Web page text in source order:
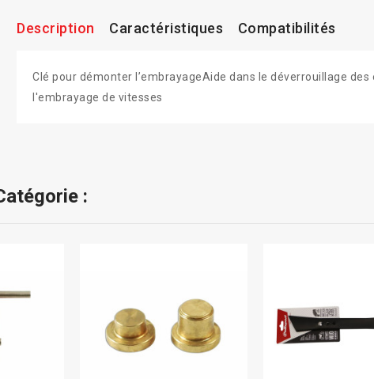
Description Caractéristiques Compatibilités
Clé pour démonter l’embrayageAide dans le déverrouillage
l'embrayage de vitesses
: